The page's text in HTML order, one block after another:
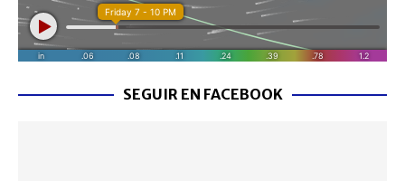
SEGUIR EN FACEBOOK